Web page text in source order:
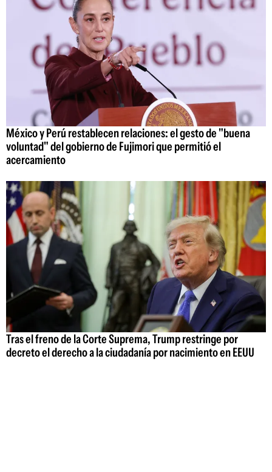
México y Perú restablecen relaciones: el gesto de "buena
voluntad" del gobierno de Fujimori que permitió el
acercamiento
Tras el freno de la Corte Suprema, Trump restringe por
decreto el derecho a la ciudadanía por nacimiento en EEUU